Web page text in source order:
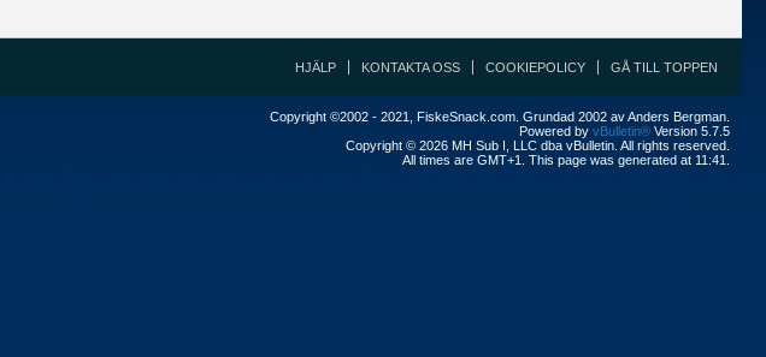
HJÄLP KONTAKTA OSS COOKIEPOLICY GÅ TILL TOPPEN
Copyright ©2002 - 2021, FiskeSnack.com. Grundad 2002 av Anders Bergman.
Powered by vBulletin® Version 5.7.5
Copyright © 2026 MH Sub I, LLC dba vBulletin. All rights reserved.
All times are GMT+1. This page was generated at 11:41.